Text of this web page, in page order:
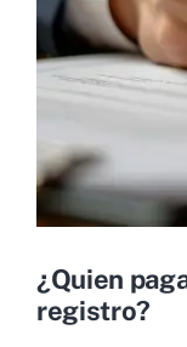
¿Quien
registro?